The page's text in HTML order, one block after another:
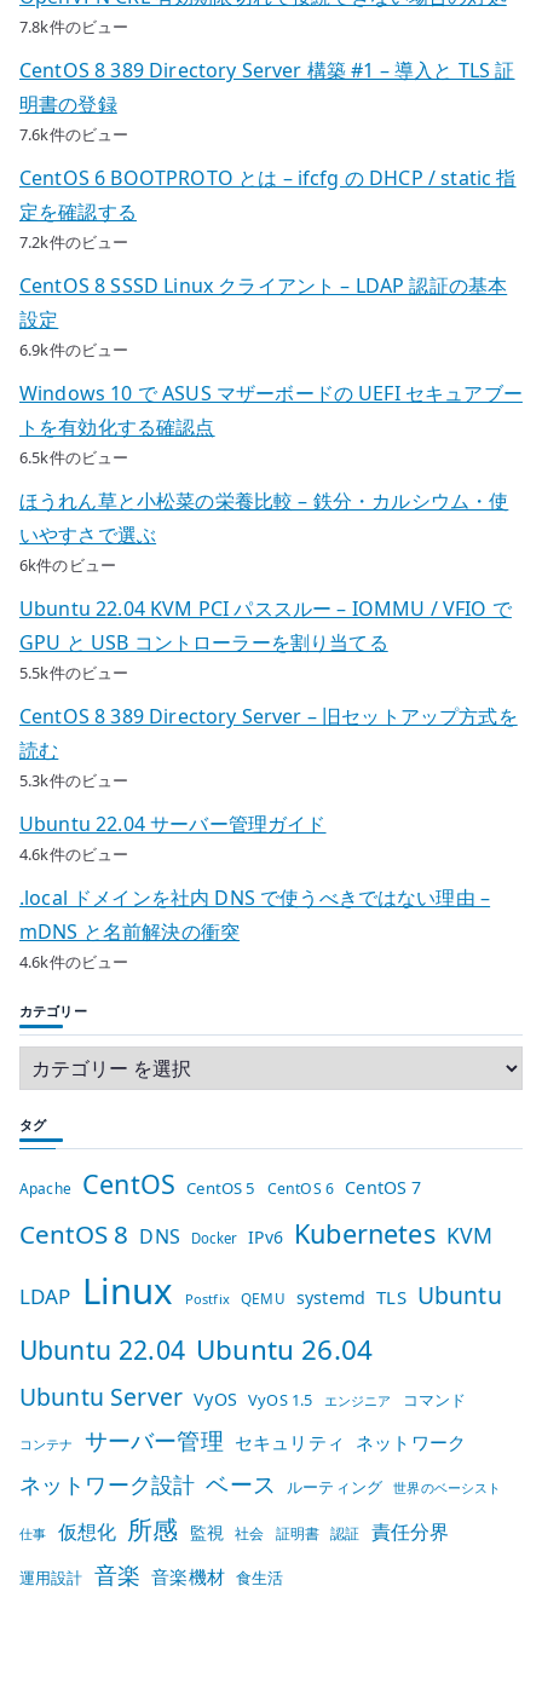
7.8k件のビュー
CentOS 8 389 Directory Server 構築 #1 – 導入と TLS 証
明書の登録
7.6k件のビュー
CentOS 6 BOOTPROTO とは – ifcfg の DHCP / static 指
定を確認する
7.2k件のビュー
CentOS 8 SSSD Linux クライアント – LDAP 認証の基本
設定
6.9k件のビュー
Windows 10 で ASUS マザーボードの UEFI セキュアブー
トを有効化する確認点
6.5k件のビュー
ほうれん草と小松菜の栄養比較 – 鉄分・カルシウム・使
いやすさで選ぶ
6k件のビュー
Ubuntu 22.04 KVM PCI パススルー – IOMMU / VFIO で
GPU と USB コントローラーを割り当てる
5.5k件のビュー
CentOS 8 389 Directory Server – 旧セットアップ方式を
読む
5.3k件のビュー
Ubuntu 22.04 サーバー管理ガイド
4.6k件のビュー
.local ドメインを社内 DNS で使うべきではない理由 –
mDNS と名前解決の衝突
4.6k件のビュー
カテゴリー
タグ
Apache CentOS CentOS 5 CentOS 6 CentOS 7
CentOS 8 DNS Docker IPv6 Kubernetes KVM
LDAP Linux Postfix QEMU systemd TLS Ubuntu
Ubuntu 22.04 Ubuntu 26.04
Ubuntu Server VyOS VyOS 1.5 エンジニア コマンド
コンテナ サーバー管理 セキュリティ ネットワーク
ネットワーク設計 ベース ルーティング 世界のベーシスト
仕事 仮想化 所感 監視 社会 証明書 認証 責任分界
運用設計 音楽 音楽機材 食生活